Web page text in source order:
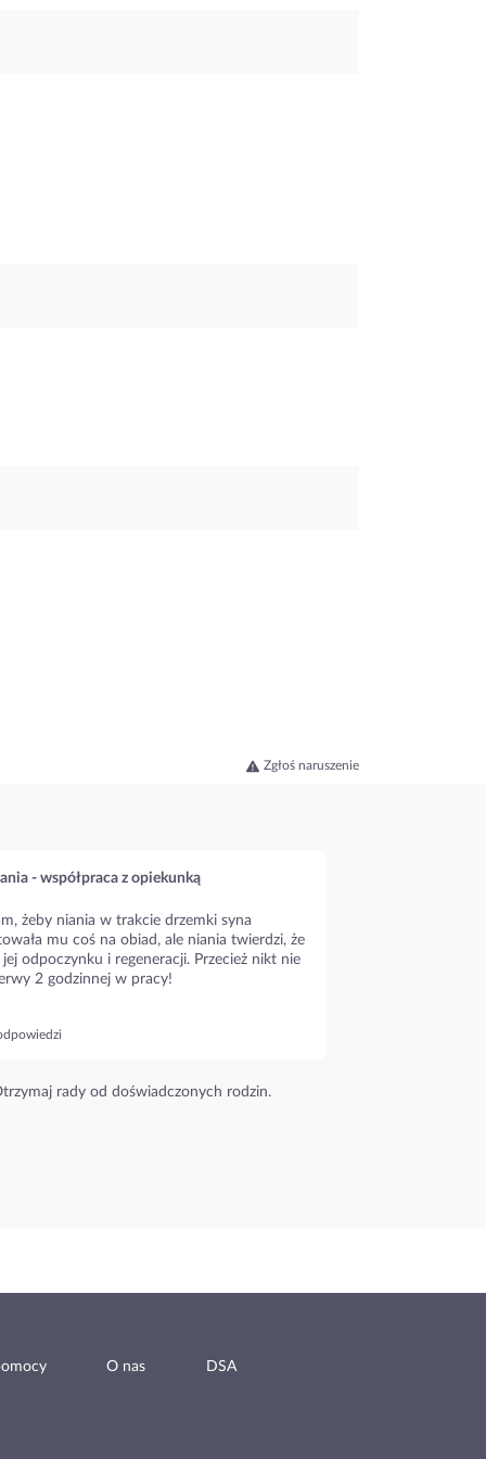
Zgłoś naruszenie
- współpraca z opiekunką
żeby niania w trakcie drzemki syna
mu coś na obiad, ale niania twierdzi, że
odpoczynku i regeneracji. Przecież nikt nie
2 godzinnej w pracy!
rady od doświadczonych rodzin.
O nas DSA